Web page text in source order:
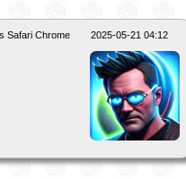
2025-05-21 04:12
Safari Chrome